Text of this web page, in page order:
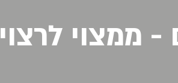
- ממצוי לרצוי